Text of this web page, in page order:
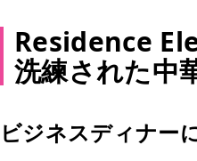
Residence
洗練された中
ビジネスディナー